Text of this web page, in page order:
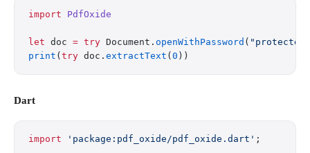
import PdfOxide
let doc = try Document. openWithPassword (
print ( try doc. extractText ( 0 ))
Dart
import 'package:pdf_oxide/pdf_oxide.dart' ;